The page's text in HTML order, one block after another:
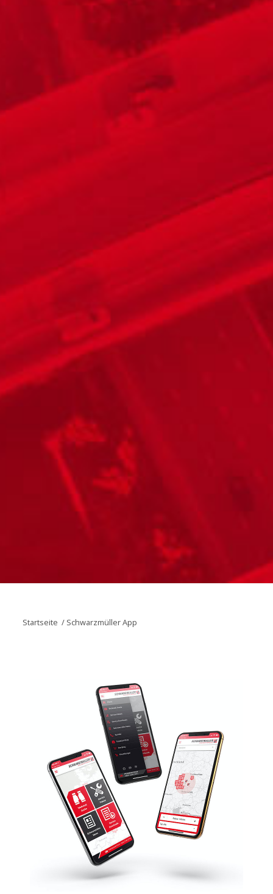
Startseite / Schwarzmüller App